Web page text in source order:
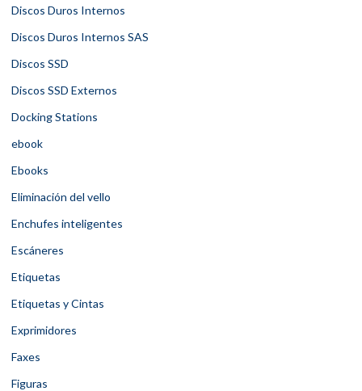
Discos Duros Internos
Discos Duros Internos SAS
Discos SSD
Discos SSD Externos
Docking Stations
ebook
Ebooks
Eliminación del vello
Enchufes inteligentes
Escáneres
Etiquetas
Etiquetas y Cintas
Exprimidores
Faxes
Figuras